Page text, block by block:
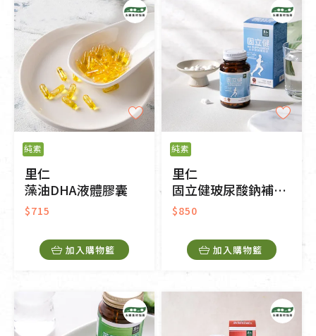
純素
里仁
藻油DHA液體膠囊
$715
加入購物籃
純素
里仁
固立健玻尿酸鈉補給錠
$850
加入購物籃